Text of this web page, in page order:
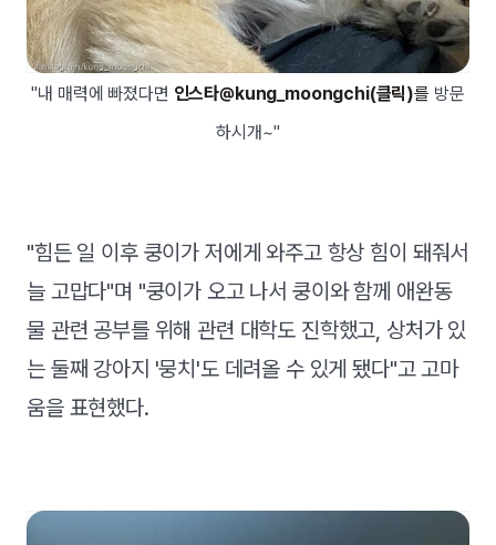
"내 매력에 빠졌다면 인스타@kung_moongchi(클릭)를 방문
하시개~"
"힘든 일 이후 쿵이가 저에게 와주고 항상 힘이 돼줘서
늘 고맙다"며 "쿵이가 오고 나서 쿵이와 함께 애완동
물 관련 공부를 위해 관련 대학도 진학했고, 상처가 있
는 둘째 강아지 '뭉치'도 데려올 수 있게 됐다"고 고마
움을 표현했다.